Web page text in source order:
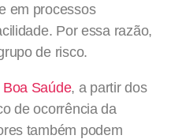
em processos
Por essa razão,
de risco.
Boa Saúde, a partir dos
de ocorrência da
também podem